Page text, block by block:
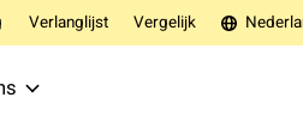
Verlanglijst Vergelijk